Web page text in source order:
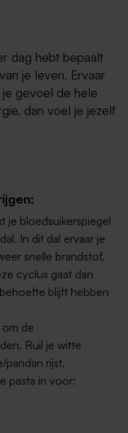
dag hebt bepaalt
je leven. Ervaar
gevoel de hele
dan voel je jezelf
je bloedsuikerspiegel
In dit dal ervaar je
snelle brandstof,
cyclus gaat dan
blijft hebben
de
Ruil je witte
pandan rijst,
pasta in voor: